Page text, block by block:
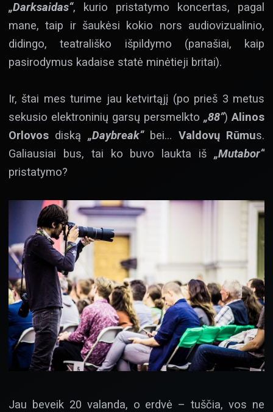
„Darksaidas“, kurio pristatymo koncertas, pagal
mane, taip ir šaukėsi kokio nors audiovizualinio,
didingo, teatrališko išpildymo (panašiai, kaip
pasirodymus kadaise statė minėtieji britai).
Ir, štai mes turime jau ketvirtąjį (po prieš 3 metus
sekusio elektroninių garsų persmelkto „88”) Alinos
Orlovos diską „Daybreak“bei… Valdovų Rūmus.
Galiausiai bus, tai ko buvo laukta iš „Mutabor“
pristatymo?
Jau beveik 20 valanda, o erdvė – tuščia, vos ne